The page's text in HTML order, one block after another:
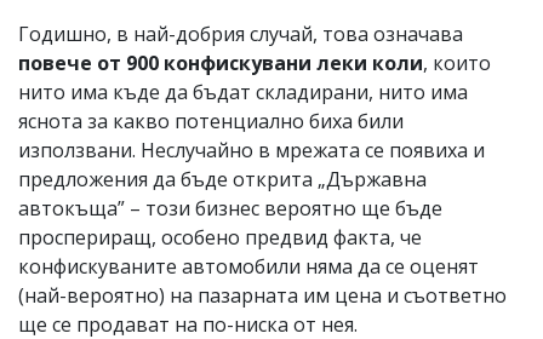
Годишно, в най-добрия случай, това означава
повече от 900 конфискувани леки коли, които
нито има къде да бъдат складирани, нито има
яснота за какво потенциално биха били
използвани. Неслучайно в мрежата се появиха и
предложения да бъде открита „Държавна
автокъща” – този бизнес вероятно ще бъде
проспериращ, особено предвид факта, че
конфискуваните автомобили няма да се оценят
(най-вероятно) на пазарната им цена и съответно
ще се продават на по-ниска от нея.